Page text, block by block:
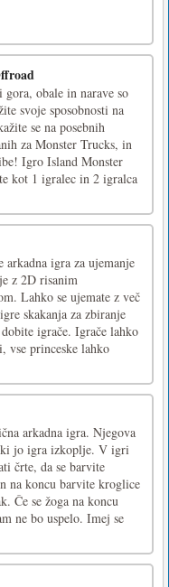
obale in narave so
svoje sposobnosti na
se na posebnih
za Monster Trucks, in
Igro Island Monster
kot 1 igralec in 2 igralca
arkadna igra za ujemanje
z 2D risanim
Lahko se ujemate z več
skakanja za zbiranje
igrače. Igrače lahko
vse princeske lahko
arkadna igra. Njegova
jo igra izkoplje. V igri
črte, da se barvite
na koncu barvite kroglice
Če se žoga na koncu
ne bo uspelo. Imej se